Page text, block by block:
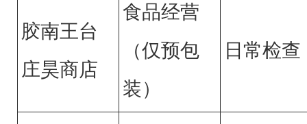
胶南王台
庄昊商店
食品经营
（仅预包
装）
日常检查